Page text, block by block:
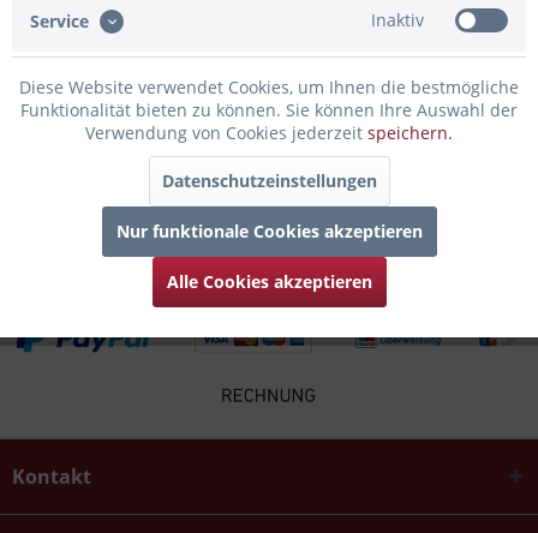
Folgende Infos zum Hersteller sind verfübar......mehr
Zubehör 5
Kunden kauften auch
Kontakt
Service Inaktiv
Diese Website verwendet Cookies, um Ihnen die bestmögliche
Funktionalität bieten zu können. Sie können Ihre Auswahl der
Verwendung von Cookies jederzeit speichern.
Datenschutzeinstellungen
Nur funktionale Cookies akzeptieren
Alle Cookies akzeptieren